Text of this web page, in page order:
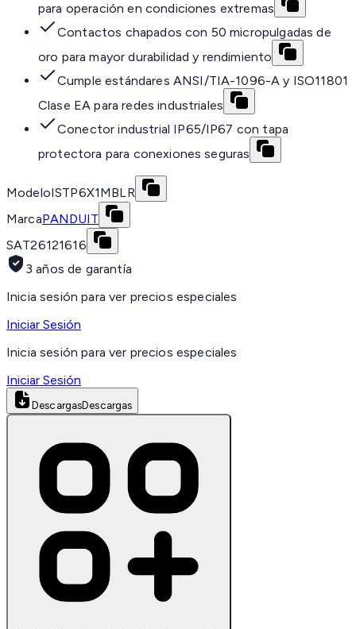
para operación en condiciones extremas
Contactos chapados con 50 micropulgadas de
oro para mayor durabilidad y rendimiento
Cumple estándares ANSI/TIA-1096-A y ISO11801
Clase EA para redes industriales
Conector industrial IP65/IP67 con tapa
protectora para conexiones seguras
ModeloISTP6X1MBLR
MarcaPANDUIT
SAT26121616
3 años de garantía
Inicia sesión para ver precios especiales
Iniciar Sesión
Inicia sesión para ver precios especiales
Iniciar Sesión
DescargasDescargas